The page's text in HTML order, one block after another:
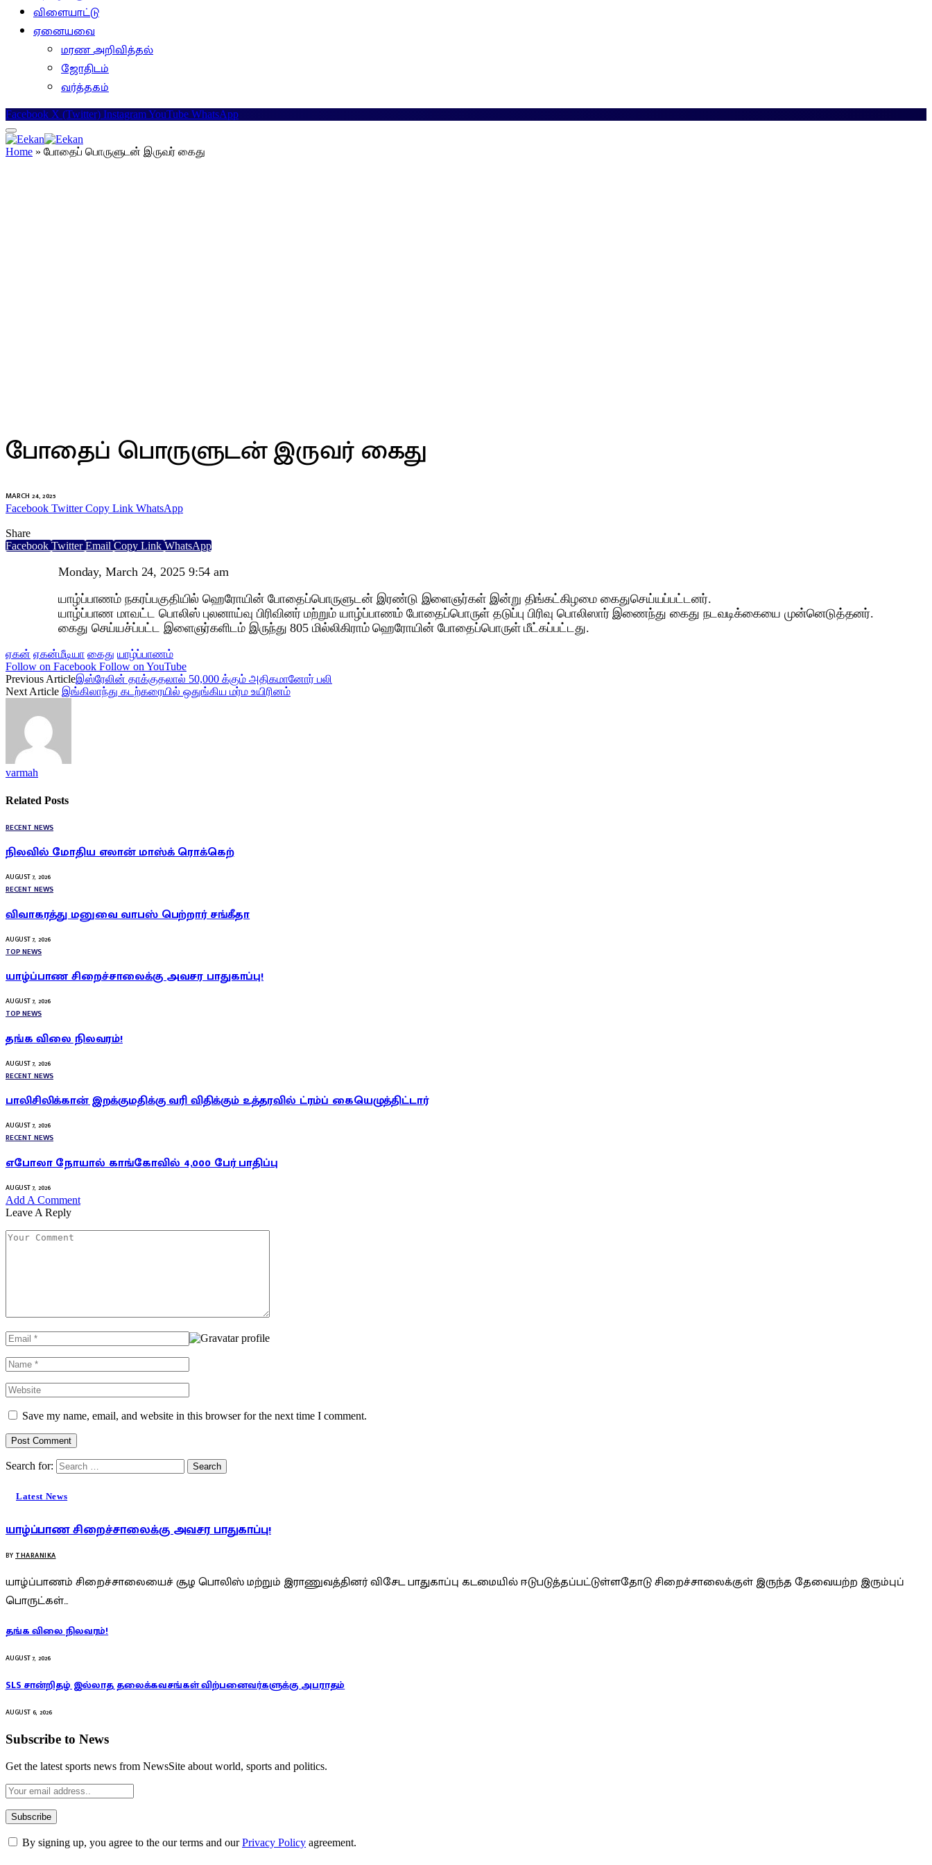
விளையாட்டு
ஏனையவை
மரண அறிவித்தல்
ஜோதிடம்
வர்த்தகம்
Facebook X (Twitter) InstagramYouTube WhatsApp
Home » போதைப் பொருளுடன் இருவர் கைது
போதைப் பொருளுடன் இருவர் கைது
MARCH 24, 2025
Facebook Twitter Copy Link WhatsApp
Share
Facebook Twitter Email Copy Link WhatsApp
Monday, March 24, 2025 9:54 am
யாழ்ப்பாணம் நகரப்பகுதியில் ஹெரோயின் போதைப்பொருளுடன் இரண்டு இளைஞர்கள் இன்று திங்கட்கிழமை கைதுசெய்யப்பட்டனர்.
யாழ்ப்பாண மாவட்ட பொலிஸ் புலனாய்வு பிரிவினர் மற்றும் யாழ்ப்பாணம் போதைப்பொருள் தடுப்பு பிரிவு பொலிஸார் இணைந்து கைது நடவடிக்கையை முன்னெடுத்தனர்.
கைது செய்யச்ப்பட்ட இளைஞர்களிடம் இருந்து 805 மில்லிகிராம் ஹெரோயின் போதைப்பொருள் மீட்கப்பட்டது.
ஏகன் ஏகன்மீடியா கைது யாழ்ப்பாணம்
Follow on Facebook Follow on YouTube
Previous Articleஇஸ்ரேலின் தாக்குதலால் 50,000 க்கும் அதிகமானோர் பலி
Next Article இங்கிலாந்து கடற்கரையில் ஒதுங்கிய மர்ம உயிரினம்
varmah
Related Posts
RECENT NEWS
நிலவில் மோதிய எலான் மாஸ்க் ரொக்கெற்
AUGUST 7, 2026
RECENT NEWS
விவாகரத்து மனுவை வாபஸ் பெற்றார் சங்கீதா
AUGUST 7, 2026
TOP NEWS
யாழ்ப்பாண சிறைச்சாலைக்கு அவசர பாதுகாப்பு!
AUGUST 7, 2026
TOP NEWS
தங்க விலை நிலவரம்!
AUGUST 7, 2026
RECENT NEWS
பாலிசிலிக்கான் இறக்குமதிக்கு வரி விதிக்கும் உத்தரவில் ட்ரம்ப் கையெழுத்திட்டார்
AUGUST 7, 2026
RECENT NEWS
எபோலா நோயால் காங்கோவில் 4,000 பேர் பாதிப்பு
AUGUST 7, 2026
Add A Comment
Leave A Reply
Save my name, email, and website in this browser for the next time I comment.
Search for:
Latest News
யாழ்ப்பாண சிறைச்சாலைக்கு அவசர பாதுகாப்பு!
BY THARANIKA
யாழ்ப்பாணம் சிறைச்சாலையைச் சூழ பொலிஸ் மற்றும் இராணுவத்தினர் விசேட பாதுகாப்பு கடமையில் ஈடுபடுத்தப்பட்டுள்ளதோடு சிறைச்சாலைக்குள் இருந்த தேவையற்ற இரும்புப்
பொருட்கள்…
தங்க விலை நிலவரம்!
AUGUST 7, 2026
SLS சான்றிதழ் இல்லாத தலைக்கவசங்கள் விற்பனைவர்களுக்கு அபராதம்
AUGUST 6, 2026
Subscribe to News
Get the latest sports news from NewsSite about world, sports and politics.
By signing up, you agree to the our terms and ourPrivacy Policy agreement.